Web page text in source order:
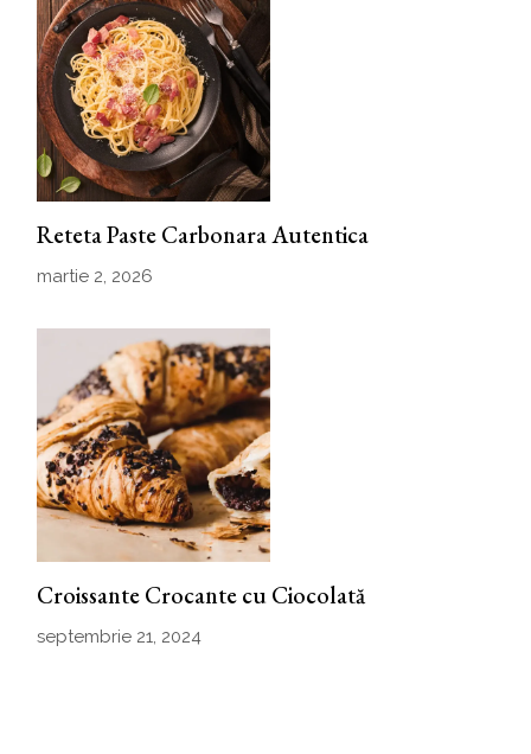
Reteta Paste Carbonara Autentica
martie 2, 2026
Croissante Crocante cu Ciocolată
septembrie 21, 2024